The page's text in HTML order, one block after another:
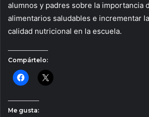
alumnos y padres sobre la importancia
alimentarios saludables e incrementar
calidad nutricional en la escuela.
Compártelo:
Me gusta: